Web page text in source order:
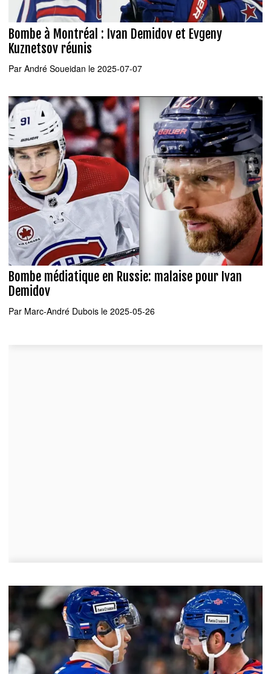
Bombe à Montréal : Ivan Demidov et Evgeny
Kuznetsov réunis
Par André Soueidan le 2025-07-07
Bombe médiatique en Russie: malaise pour Ivan
Demidov
Par Marc-André Dubois le 2025-05-26